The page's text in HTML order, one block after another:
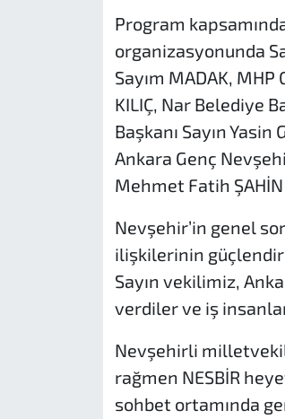
Program
organizasyonunda
Sayım MADAK,
KILIÇ, Nar Belediye
Başkanı Sayın
Ankara Genç
Mehmet Fatih
Nevşehir’in genel
ilişkilerinin
Sayın vekilimiz,
verdiler ve iş
Nevşehirli
rağmen NESBİR
sohbet ortamında